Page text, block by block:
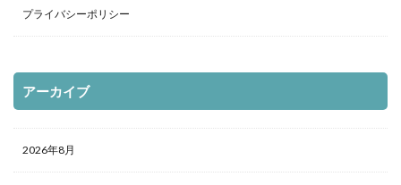
プライバシーポリシー
アーカイブ
2026年8月